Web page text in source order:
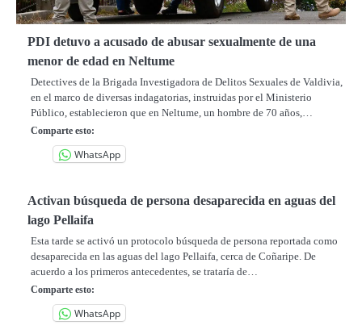
PDI detuvo a acusado de abusar sexualmente de una
menor de edad en Neltume
Detectives de la Brigada Investigadora de Delitos Sexuales de Valdivia,
en el marco de diversas indagatorias, instruidas por el Ministerio
Público, establecieron que en Neltume, un hombre de 70 años,…
Comparte esto:
WhatsApp
Activan búsqueda de persona desaparecida en aguas del
lago Pellaifa
Esta tarde se activó un protocolo búsqueda de persona reportada como
desaparecida en las aguas del lago Pellaifa, cerca de Coñaripe. De
acuerdo a los primeros antecedentes, se trataría de…
Comparte esto:
WhatsApp